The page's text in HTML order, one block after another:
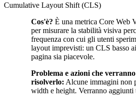
Cumulative Layout Shift (CLS)
Cos'è? È una metrica Core Web
per misurare la stabilità visiva
frequenza con cui gli utenti
layout imprevisti: un CLS basso
pagina sia piacevole.
Problema e azioni che
risolverlo: Alcune immagini non
width e height. Verranno aggiunti